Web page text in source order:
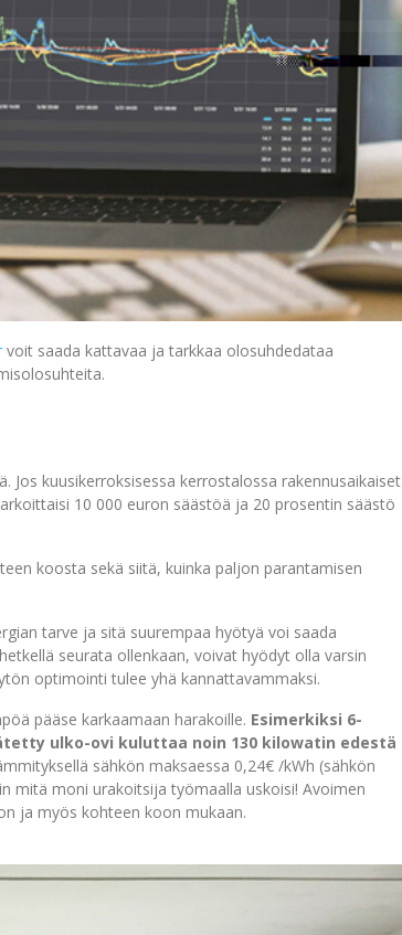
voit saada kattavaa ja tarkkaa olosuhdedataa
Jos kuusikerroksisessa kerrostalossa rakennusaikaiset
10 000 euron säästöä ja 20 prosentin säästö
koosta sekä siitä, kuinka paljon parantamisen
tarve ja sitä suurempaa hyötyä voi saada
seurata ollenkaan, voivat hyödyt olla varsin
optimointi tulee yhä kannattavammaksi.
pääse karkaamaan harakoille. Esimerkiksi 6-
ulko-ovi kuluttaa noin 130 kilowatin edestä
sähkön maksaessa 0,24€ /kWh (sähkön
mitä moni urakoitsija työmaalla uskoisi! Avoimen
ja myös kohteen koon mukaan.